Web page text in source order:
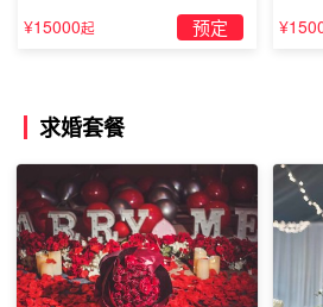
不开心了直接甩了自己，
漫优品整理的广州浪漫的
¥15000起 预定
求婚套餐